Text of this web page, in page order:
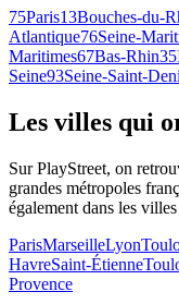
75Paris13Bouches-du-
Atlantique76Seine-
Maritimes67Bas-Rhin35
Seine93Seine-Saint-
Les villes qui
Sur PlayStreet, on
grandes métropoles
également dans les
ParisMarseilleLyon
HavreSaint-Étienne
Provence